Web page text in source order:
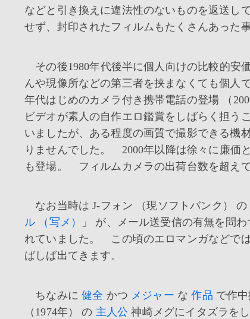
などと引き換えに違法性のないものを返送
せず、封印されたフィルムもたくさんあった事
その後1980年代後半に個人向けの比較的安
んや現像所などの第三者を挟まなくても個
年代はじめのカメラ付き携帯電話の登場 （
ビデオが素人の自作エロ鑑賞をしばらく担
いましたが、ある程度の画質で撮影できる機
りませんでした。 2000年以降は徐々に廉価
も登場。 フィルムカメラの出荷台数を超え
なお当時は J-フォン （現ソフトバンク） の
ル （写メ）
」 が、メール送受信の有無を問
れていました。 この頃のエロマンガなどで
ばしば出てきます。
ちなみに健全 かつ メジャー な作品 で作
（1974年） の 主人公 神崎メグにイタズラを